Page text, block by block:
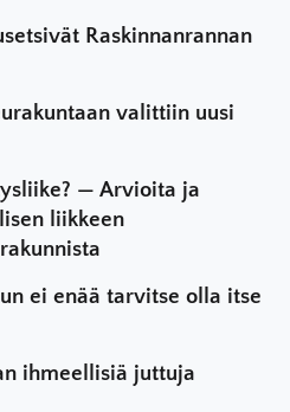
Raskinnanrannan
valittiin uusi
— Arvioita ja
liikkeen
ei enää tarvitse olla itse
ihmeellisiä juttuja